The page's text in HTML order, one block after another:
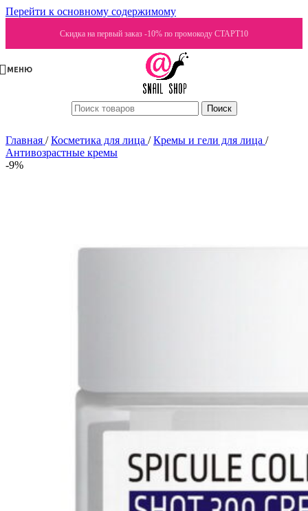
Перейти к основному содержимому
Скидка на первый заказ -10% по промокоду СТАРТ10
МЕНЮ
Поиск
Главная / Косметика для лица / Кремы и гели для лица /
Антивозрастные кремы
-9%